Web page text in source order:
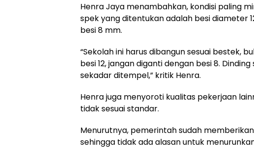
Henra Jaya menambahkan, kondisi paling
spek yang ditentukan adalah besi diameter
besi 8 mm.
“Sekolah ini harus dibangun sesuai bestek,
besi 12, jangan diganti dengan besi 8.
sekadar ditempel,” kritik Henra.
Henra juga menyoroti kualitas pekerjaan
tidak sesuai standar.
Menurutnya, pemerintah sudah
sehingga tidak ada alasan untuk